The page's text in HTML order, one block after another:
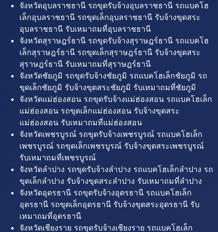
จังหวัดอุบลราชธานี รถขุดรับจ้างอุบลราชธานี รถแบคโฮ
เล็กอุบลราชธานี รถขุดเล็กอุบลราชธานี รับจ้างขุดสระ
อุบลราชธานี รับเหมาถมที่อุบลราชธานี
จังหวัดสุราษฎร์ธานี รถขุดรับจ้างสุราษฎร์ธานี รถแบคโฮ
เล็กสุราษฎร์ธานี รถขุดเล็กสุราษฎร์ธานี รับจ้างขุดสระ
สุราษฎร์ธานี รับเหมาถมที่สุราษฎร์ธานี
จังหวัดชัยภูมิ รถขุดรับจ้างชัยภูมิ รถแบคโฮเล็กชัยภูมิ รถ
ขุดเล็กชัยภูมิ รับจ้างขุดสระชัยภูมิ รับเหมาถมที่ชัยภูมิ
จังหวัดแม่ฮ่องสอน รถขุดรับจ้างแม่ฮ่องสอน รถแบคโฮเล็ก
แม่ฮ่องสอน รถขุดเล็กแม่ฮ่องสอน รับจ้างขุดสระ
แม่ฮ่องสอน รับเหมาถมที่แม่ฮ่องสอน
จังหวัดเพชรบูรณ์ รถขุดรับจ้างเพชรบูรณ์ รถแบคโฮเล็ก
เพชรบูรณ์ รถขุดเล็กเพชรบูรณ์ รับจ้างขุดสระเพชรบูรณ์
รับเหมาถมที่เพชรบูรณ์
จังหวัดลำปาง รถขุดรับจ้างลำปาง รถแบคโฮเล็กลำปาง รถ
ขุดเล็กลำปาง รับจ้างขุดสระลำปาง รับเหมาถมที่ลำปาง
จังหวัดอุดรธานี รถขุดรับจ้างอุดรธานี รถแบคโฮเล็ก
อุดรธานี รถขุดเล็กอุดรธานี รับจ้างขุดสระอุดรธานี รับ
เหมาถมที่อุดรธานี
จังหวัดเชียงราย รถขุดรับจ้างเชียงราย รถแบคโฮเล็ก